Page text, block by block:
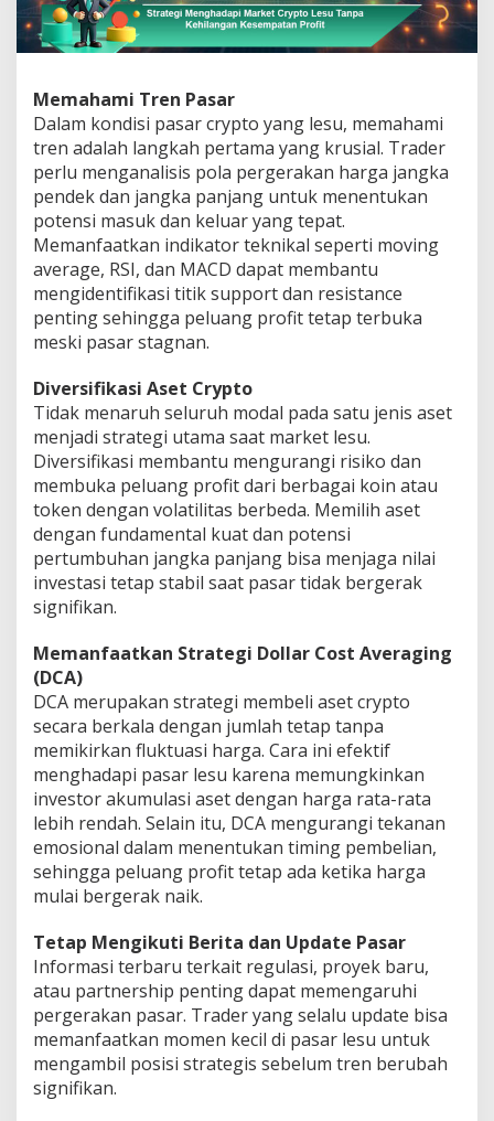
Memahami Tren Pasar
Dalam kondisi pasar crypto yang lesu, memahami
tren adalah langkah pertama yang krusial. Trader
perlu menganalisis pola pergerakan harga jangka
pendek dan jangka panjang untuk menentukan
potensi masuk dan keluar yang tepat.
Memanfaatkan indikator teknikal seperti moving
average, RSI, dan MACD dapat membantu
mengidentifikasi titik support dan resistance
penting sehingga peluang profit tetap terbuka
meski pasar stagnan.
Diversifikasi Aset Crypto
Tidak menaruh seluruh modal pada satu jenis aset
menjadi strategi utama saat market lesu.
Diversifikasi membantu mengurangi risiko dan
membuka peluang profit dari berbagai koin atau
token dengan volatilitas berbeda. Memilih aset
dengan fundamental kuat dan potensi
pertumbuhan jangka panjang bisa menjaga nilai
investasi tetap stabil saat pasar tidak bergerak
signifikan.
Memanfaatkan Strategi Dollar Cost Averaging
(DCA)
DCA merupakan strategi membeli aset crypto
secara berkala dengan jumlah tetap tanpa
memikirkan fluktuasi harga. Cara ini efektif
menghadapi pasar lesu karena memungkinkan
investor akumulasi aset dengan harga rata-rata
lebih rendah. Selain itu, DCA mengurangi tekanan
emosional dalam menentukan timing pembelian,
sehingga peluang profit tetap ada ketika harga
mulai bergerak naik.
Tetap Mengikuti Berita dan Update Pasar
Informasi terbaru terkait regulasi, proyek baru,
atau partnership penting dapat memengaruhi
pergerakan pasar. Trader yang selalu update bisa
memanfaatkan momen kecil di pasar lesu untuk
mengambil posisi strategis sebelum tren berubah
signifikan.